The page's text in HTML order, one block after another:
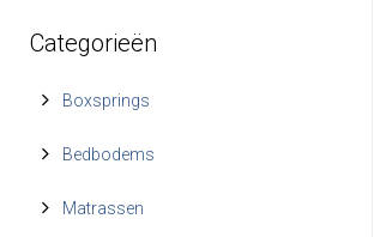
Categorieën
Boxsprings
Bedbodems
Matrassen